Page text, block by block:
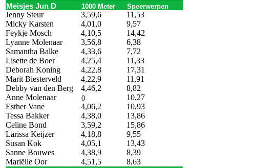
Meisjes Jun D 1000 Meter Speerwerpen
Jenny Steur 3,59,6
11,53
Micky Karsten
4,01,0
9,57
Feykje Mosch
4,10,5
14,42
Lyanne Molenaar
3,56,8
6,38
Samantha Balke
4,33,6
7,72
Lisette de Boer
4,25,4
11,33
Deborah Koning
4,22,8
17,31
Marit Biesterveld
4,22,9
11,91
Debby van den Berg
4,46,2
8,82
Anne Molenaar
0
10,27
Esther Vane
4,06,2
10,93
Tessa Bakker
4,38,0
13,86
Celine Bond
3,59,2
15,86
Larissa Keijzer
4,18,8
9,55
Susan Kok
4,05,1
13,43
Sanne Bouwes
4,38,9
8,39
Mariëlle Oor
4,51,5 8,63